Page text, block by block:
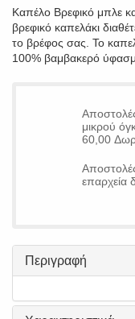
Καπέλο Βρεφικό μπλε
βρεφικό καπελάκι
το βρέφος σας. Το
100% βαμβακερό
μικρού
60,00
επαρχεία
Περιγραφή